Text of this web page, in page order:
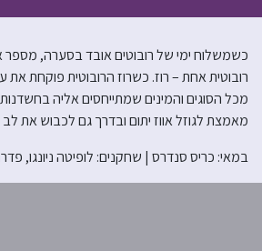
כשמשלוח ימי של רובוטים אובד בסערה, מספר
רובוטית אחת – רוז. כשרוז הרובוטית פוקחת
מכל הסוגים והמינים שמתייחסים אליה
מאמצת לגוזל אווז יתום ובדרך גם לכבוש את
במאי: כריס סנדרס | שחקנים: לופיטה ניונגו,